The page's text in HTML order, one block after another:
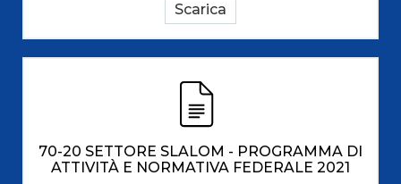
Scarica
70-20 SETTORE SLALOM - PROGRAMMA DI
ATTIVITÀ E NORMATIVA FEDERALE 2021